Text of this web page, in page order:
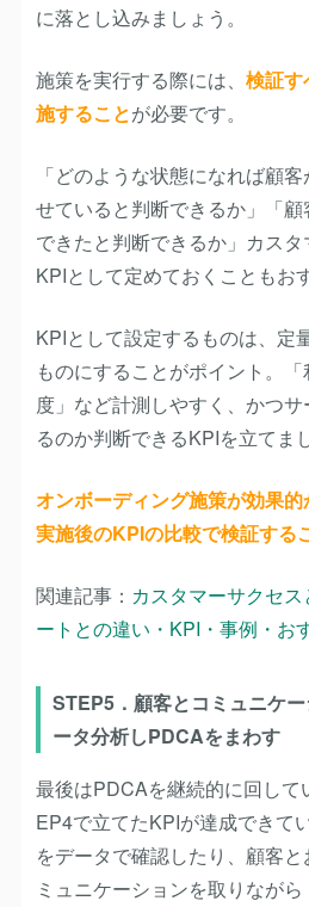
に落とし込みましょう。
施策を実行する際には、 検証
施することが必要です。
「どのような状態になれば顧
せていると判断できるか」「
できたと判断できるか」カス
KPIとして定めておくこともお
KPIとして設定するものは、定
ものにすることがポイント。
度」など計測しやすく、かつ
るのか判断できるKPIを立てま
オンボーディング施策が効果
実施後のKPIの比較で検証する
関連記事： カスタマーサクセ
ートとの違い・KPI・事例・お
STEP5．顧客とコミュニケ
ータ分析しPDCAをまわす
最後はPDCAを継続的に回し
EP4で立てたKPIが達成できて
をデータで確認したり、顧客
ミュニケーションを取りなが